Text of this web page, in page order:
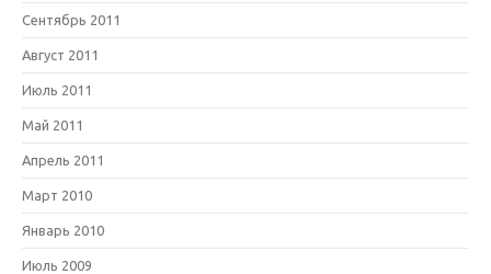
Сентябрь 2011
Август 2011
Июль 2011
Май 2011
Апрель 2011
Март 2010
Январь 2010
Июль 2009